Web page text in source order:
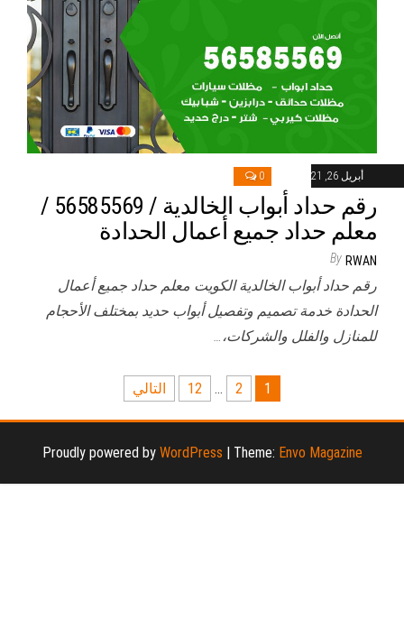
أبريل 26, 2021 0
رقم حداد أبواب الخالدية / 56585569 /
معلم حداد جميع أعمال الحدادة
By RWAN
رقم حداد أبواب الخالدية الكويت معلم حداد جميع أعمال
الحدادة خدمة تصميم وتفصيل أبواب حديد بمختلف الأحجام
للمنازل والفلل والشركات،…
صفحات
المقالات
1
2
…
12 التالي
Proudly powered by WordPress | Theme: Envo Magazine